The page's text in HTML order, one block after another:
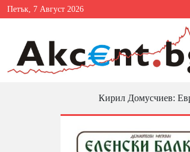
Петък, 7 Август 2026
Кирил Домусчиев: